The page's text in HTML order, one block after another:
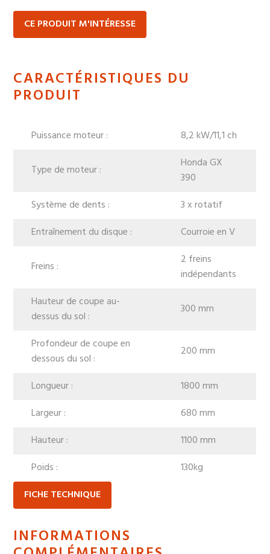
CE PRODUIT M'INTÉRESSE
CARACTÉRISTIQUES DU
PRODUIT
Puissance moteur : 8,2 kW/11,1 ch
Type de moteur :
Honda GX
390
Système de dents :
3 x rotatif
Entraînement du disque :
Courroie en V
Freins :
2 freins
indépendants
Hauteur de coupe au-
dessus du sol :
300 mm
Profondeur de coupe en
dessous du sol :
200 mm
Longueur :
1800 mm
Largeur :
680 mm
Hauteur :
1100 mm
Poids :
130kg
FICHE TECHNIQUE
INFORMATIONS